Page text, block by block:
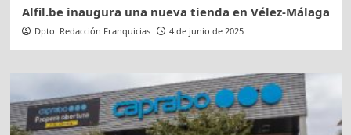
Alfil.be inaugura una nueva tienda en Vélez-Málaga
Dpto. Redacción Franquicias 4 de junio de 2025